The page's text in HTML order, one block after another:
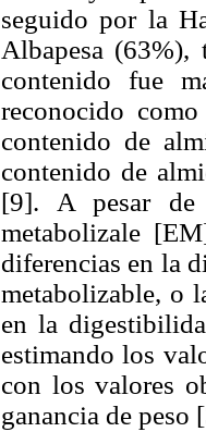
seguido por la
Albapesa (63%),
contenido fue
reconocido
contenido de
contenido de
[9]. A pesar de
metabolizale
diferencias en la
metabolizable, o
en la
estimando los
con los valores
ganancia de peso